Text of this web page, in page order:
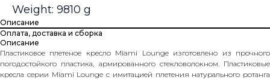
Weight: 9810 g
Описание
Оплата, доставка и сборка
Описание
Пластиковое плетеное кресло Miami Lounge изготовлено из прочного
погодостойкого пластика, армированного стекловолокном. Пластиковые
кресла серии Miami Lounge с имитацией плетения натурального ротанга